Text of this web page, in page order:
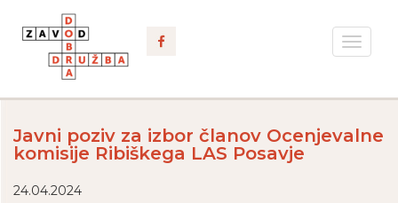
Toggle
Javni poziv za izbor članov Ocenjevalne
komisije Ribiškega LAS Posavje
24.04.2024